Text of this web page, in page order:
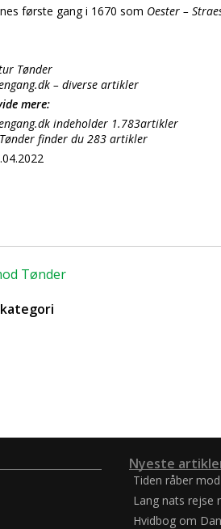
første gang i 1670 som Oester –
Tønder
– diverse artikler
mere:
indeholder 1.783artikler
finder du 283 artikler
Tønder
Nyeste
Tiden råber
Lang nats rejse
Hvidbog om